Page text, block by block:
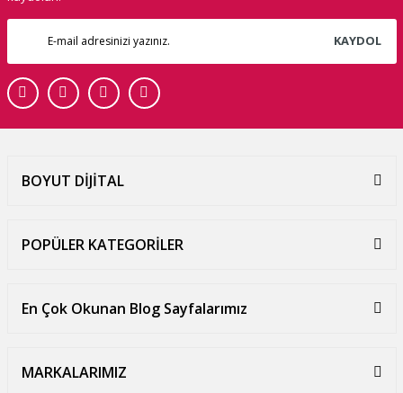
KAYDOL
BOYUT DİJİTAL
POPÜLER KATEGORİLER
En Çok Okunan Blog Sayfalarımız
MARKALARIMIZ